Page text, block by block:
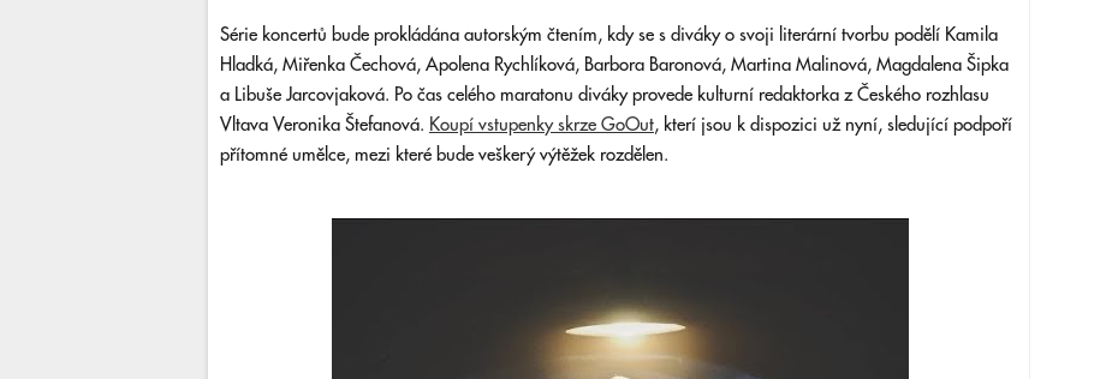
Série koncertů bude prokládána autorským čtením, kdy se s diváky o svoji literární tvorbu podělí Kamila
Hladká, Miřenka Čechová, Apolena Rychlíková, Barbora Baronová, Martina Malinová, Magdalena Šipka
a Libuše Jarcovjaková. Po čas celého maratonu diváky provede kulturní redaktorka z Českého rozhlasu
Vltava Veronika Štefanová. Koupí vstupenky skrze GoOut, kterí jsou k dispozici už nyní, sledující podpoří
přítomné umělce, mezi které bude veškerý výtěžek rozdělen.